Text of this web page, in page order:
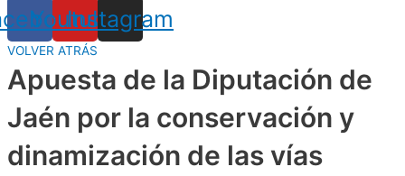
Youtube
Instagram
VOLVER ATRÁS
Apuesta de la Diputación de
Jaén por la conservación y
dinamización de las vías